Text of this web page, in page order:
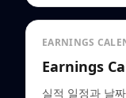
EARNINGS
Earnings
실적 일정과 날